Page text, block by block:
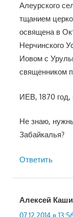
Алеурского
тщанием
освящена в
Нерчинского
Иовом с
священником
ИЕВ, 1870
Не знаю,
Забайкалья?
Ответить
Алексей
07.12.2014 в